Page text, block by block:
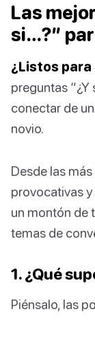
Las
si…?”
¿Listos para
preguntas
conectar de
novio.
Desde las
provocativas
un montón de
temas de
1. ¿Qué
Piénsalo, las